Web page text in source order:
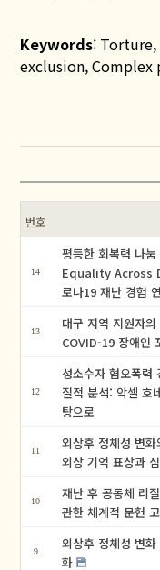
Keywords: Torture,
exclusion,
번호
14
평등한 회복력 나
Equality Across
로나19 재난 경험
13
대구 지역 지원자
COVID-19 장애인
12
성소수자 혐오폭력
질적 분석: 악셀 호
탕으로
11
외상후 정체성 변
외상 기억 표상과
10
재난 후 공동체 리
관한 체계적 문헌
9
외상후 정체성 변
화